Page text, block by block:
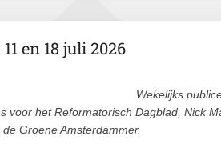
en 18 juli 2026
Wekelijks
voor het Reformatorisch Dagblad, Nick
Groene Amsterdammer.